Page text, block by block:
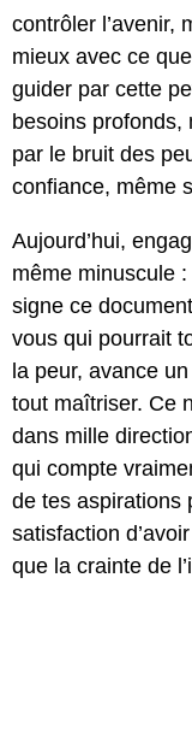
contrôler l’avenir,
mieux avec ce
guider par cette
besoins profonds,
par le bruit des
confiance, même
Aujourd’hui,
même minuscule
signe ce
vous qui pourrait
la peur, avance
tout maîtriser. Ce
dans mille
qui compte
de tes aspirations
satisfaction
que la crainte de